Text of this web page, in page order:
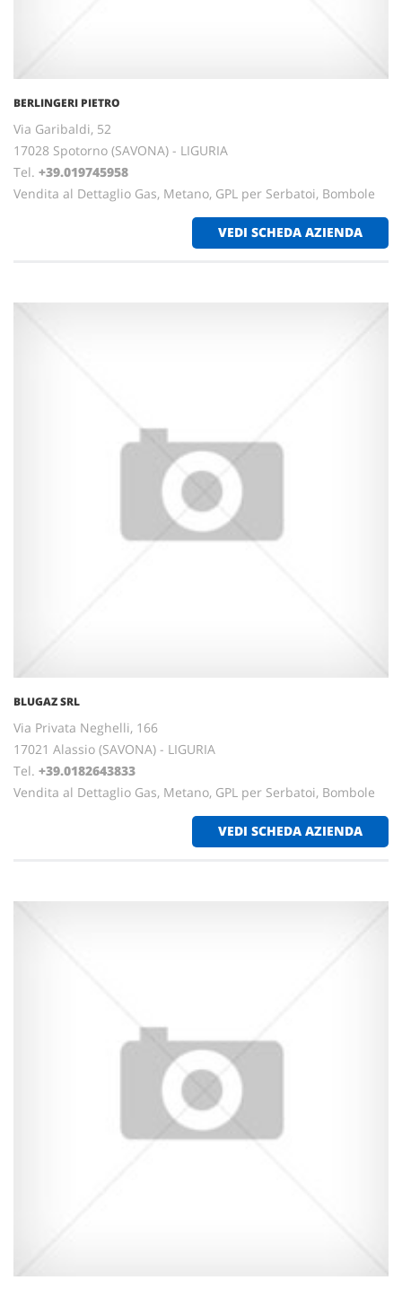
BERLINGERI PIETRO
Via Garibaldi, 52
17028 Spotorno (SAVONA) - LIGURIA
Tel. +39.019745958
Vendita al Dettaglio Gas, Metano, GPL per Serbatoi, Bombole
VEDI SCHEDA AZIENDA
BLUGAZ SRL
Via Privata Neghelli, 166
17021 Alassio (SAVONA) - LIGURIA
Tel. +39.0182643833
Vendita al Dettaglio Gas, Metano, GPL per Serbatoi, Bombole
VEDI SCHEDA AZIENDA